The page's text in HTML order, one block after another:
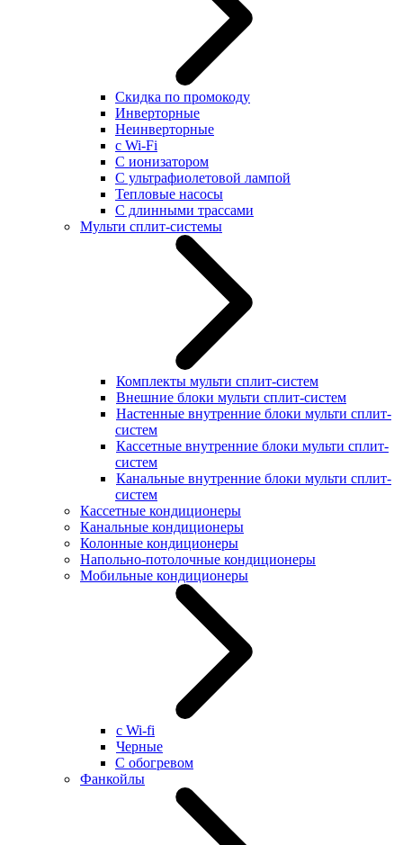
Скидка по промокоду
Инверторные
Неинверторные
с Wi-Fi
С ионизатором
С ультрафиолетовой лампой
Тепловые насосы
С длинными трассами
Мульти сплит-системы
Комплекты мульти сплит-систем
Внешние блоки мульти сплит-систем
Настенные внутренние блоки мульти сплит-
систем
Кассетные внутренние блоки мульти сплит-
систем
Канальные внутренние блоки мульти сплит-
систем
Кассетные кондиционеры
Канальные кондиционеры
Колонные кондиционеры
Напольно-потолочные кондиционеры
Мобильные кондиционеры
с Wi-fi
Черные
С обогревом
Фанкойлы